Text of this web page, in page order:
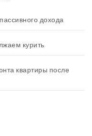
дохода
курить
квартиры после